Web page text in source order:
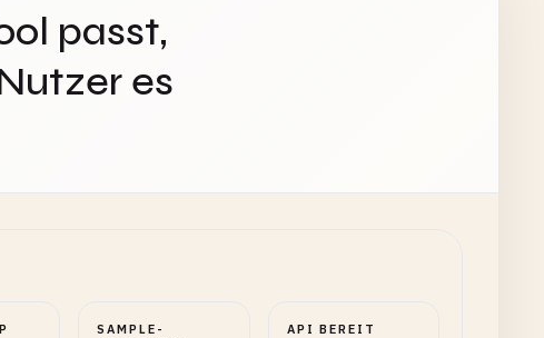
passt,
es
SAMPLE-
API BEREIT